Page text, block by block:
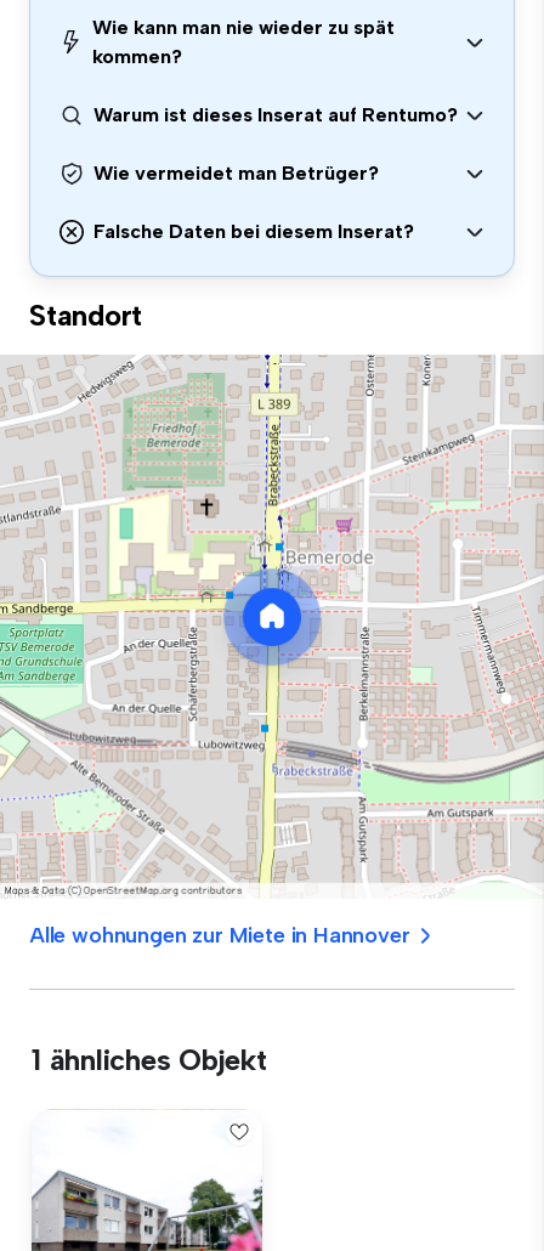
Wie kann man nie wieder zu spät
kommen?
Warum ist dieses Inserat auf Rentumo?
Wie vermeidet man Betrüger?
Falsche Daten bei diesem Inserat?
Standort
Alle wohnungen zur Miete in Hannover
1 ähnliches Objekt